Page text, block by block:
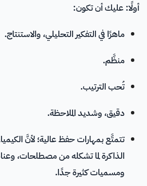
أولًا: عليك أن تكون:
ماهرًا في التفكير التحليلي، والاستنتاج.
منظَّم.
تُحب الترتيب.
دقيق، وشديد الملاحظة.
تتمتَّع بمهارات حفظ عالية؛ لأنَّ
الذاكرة لما تشكله من مصطلحات،
ومسميات كثيرة جدًا.